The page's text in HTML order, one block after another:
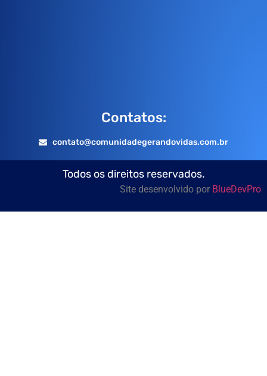
Contatos:
contato@comunidadegerandovidas.com.br
Todos os direitos reservados.
Site desenvolvido por BlueDevPro